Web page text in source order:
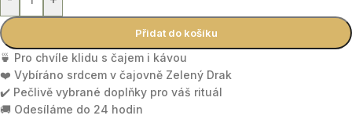
Přidat do košíku
🍵 Pro chvíle klidu s čajem i kávou
❤️ Vybíráno srdcem v čajovně Zelený Drak
✔️ Pečlivě vybrané doplňky pro váš rituál
🚚 Odesíláme do 24 hodin